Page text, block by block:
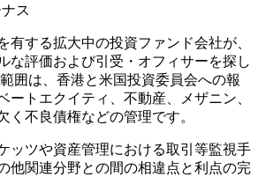
ス
有する拡大中の投資ファンド会社が、
な評価および引受・オフィサーを探し
囲は、香港と米国投資委員会への報
ートエクイティ、不動産、メザニン、
く不良債権などの管理です。
ッツや資産管理における取引等監視手
他関連分野との間の相違点と利点の完